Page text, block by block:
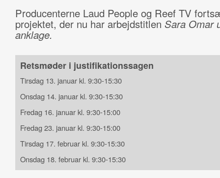
Producenterne Laud People og Reef TV
projektet, der nu har arbejdstitlen Sara Omar
anklage.
Retsmøder i justifikationssagen
Tirsdag 13. januar kl. 9:30-15:30
Onsdag 14. januar kl. 9:30-15:30
Fredag 16. januar kl. 9:30-15:00
Fredag 23. januar kl. 9:30-15:00
Tirsdag 17. februar kl. 9:30-15:30
Onsdag 18. februar kl. 9:30-15:30